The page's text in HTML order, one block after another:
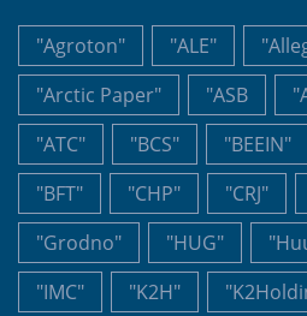
"Agroton" "ALE"
"Arctic Paper"
"ASB
"ATC"
"BCS" "BEEIN"
"BFT"
"CHP" "CRJ"
"Grodno"
"HUG"
"IMC"
"K2H"